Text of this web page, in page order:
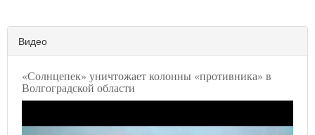
Видео
«Солнцепек» уничтожает колонны «противника» в
Волгоградской области